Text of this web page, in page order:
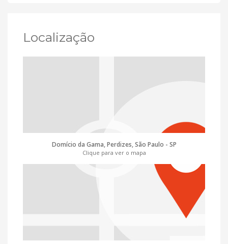
Localização
Domício da Gama, Perdizes, São Paulo - SP
Clique para ver o mapa